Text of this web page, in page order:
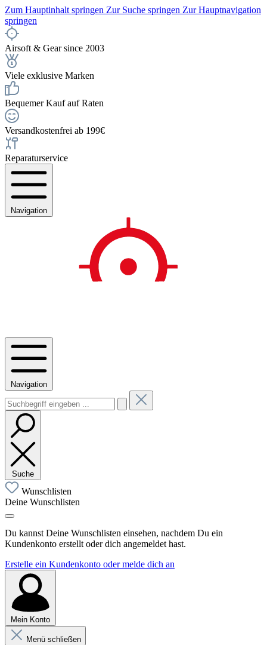
Zum Hauptinhalt springen Zur Suche springen Zur Hauptnavigation
springen
Airsoft & Gear since 2003
Viele exklusive Marken
Bequemer Kauf auf Raten
Versandkostenfrei ab 199€
Reparaturservice
Navigation
Navigation
Suche
Wunschlisten
Deine Wunschlisten
Du kannst Deine Wunschlisten einsehen, nachdem Du ein
Kundenkonto erstellt oder dich angemeldet hast.
Erstelle ein Kundenkonto oder melde dich an
Mein Konto
Menü schließen